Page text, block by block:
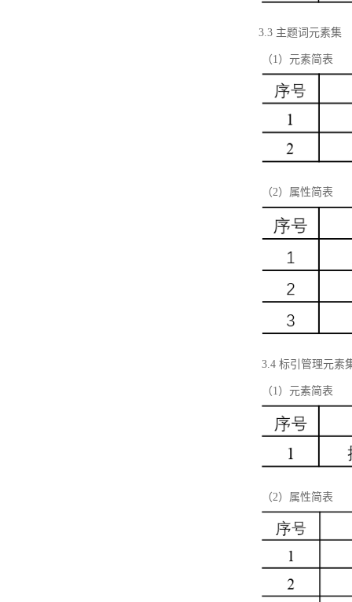
3.3 主题词元素集
（1）元素简表
（2）属性简表
3.4 标引管理元素
（1）元素简表
（2）属性简表